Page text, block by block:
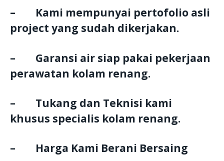
– Kami mempunyai pertofolio asli
project yang sudah dikerjakan.
– Garansi air siap pakai pekerjaan
perawatan kolam renang.
– Tukang dan Teknisi kami
khusus specialis kolam renang.
– Harga Kami Berani Bersaing